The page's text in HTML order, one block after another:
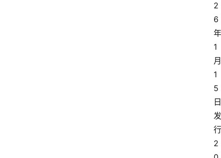
2
6
年
1
月
1
5
日
发
行
2